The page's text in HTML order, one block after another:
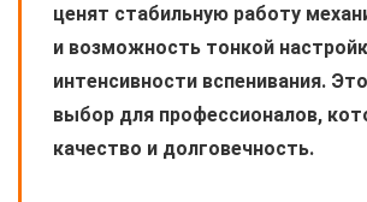
ценят стабильную работу
и возможность тонкой
интенсивности вспенивания.
выбор для профессионалов,
качество и долговечность.